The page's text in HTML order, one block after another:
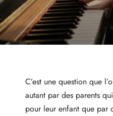
C’est une question que
autant par des parents
pour leur enfant que par